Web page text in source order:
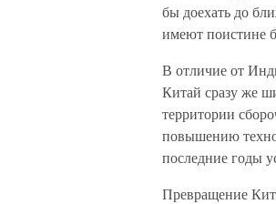
бы доехать до
имеют поистине
В отличие от
Китай сразу же
территории
повышению
последние годы
Превращение